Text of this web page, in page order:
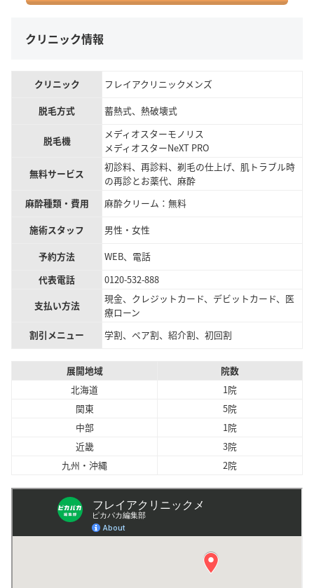
クリニック情報
クリニック
フレイアクリニックメンズ
脱毛方式
蓄熱式、熱破壊式
脱毛機
メディオスターモノリス
メディオスターNeXT PRO
無料サービス
初診料、再診料、剃毛の仕上げ、肌トラブル時
の再診とお薬代、麻酔
麻酔種類・費用
麻酔クリーム：無料
施術スタッフ
男性・女性
予約方法
WEB、電話
代表電話
0120-532-888
支払い方法
現金、クレジットカード、デビットカード、医
療ローン
割引メニュー
学割、ペア割、紹介割、初回割
展開地域
院数
北海道
1院
関東
5院
中部
1院
近畿
3院
九州・沖縄
2院